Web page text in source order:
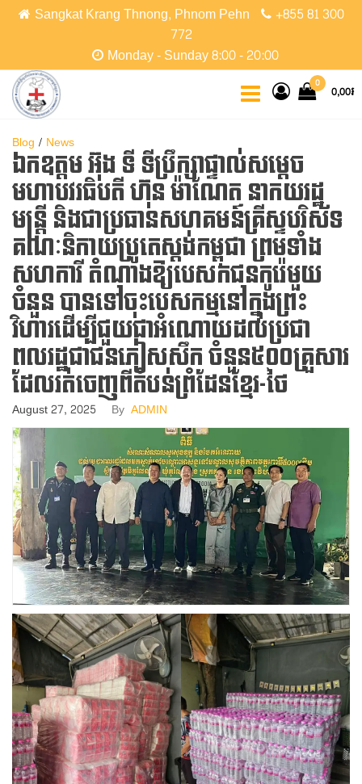
Skip
content
Sangkat Krang Thnong, Phnom Pehn
+855 81 300
772
Monday - Sunday 8:00 - 20:00
0 0,00៛
CCPC
Blog News
ឯកឧត្ដម អ៊ុង ទី ទីប្រឹក្សាផ្ទាល់សម្តេច
មហាបវរធិបតី ហ៊ុន ម៉ាណែត នាកយរដ្ឋ
មន្ត្រី និងជាប្រធានសហគមន៍គ្រីស្ទបរិស័ទ
គណៈនិកាយប្រូតេស្តង់កម្ពុជា ព្រមទាំង
សហការី តំណាងឱ្យបេសកជនកូរ៉េមួយ
ចំនួន បានទៅចុះបេសកម្មនៅក្នុងព្រះ
វិហារដើម្បីជួយជាអំណោយដល់ប្រជា
ពលរដ្ឋជាជនភៀសសឹក ចំនួន៥០០គ្រួសារ
ដែលរត់ចេញពីតំបន់ព្រំដែនខ្មែរ-ថៃ
August 27, 2025 By ADMIN